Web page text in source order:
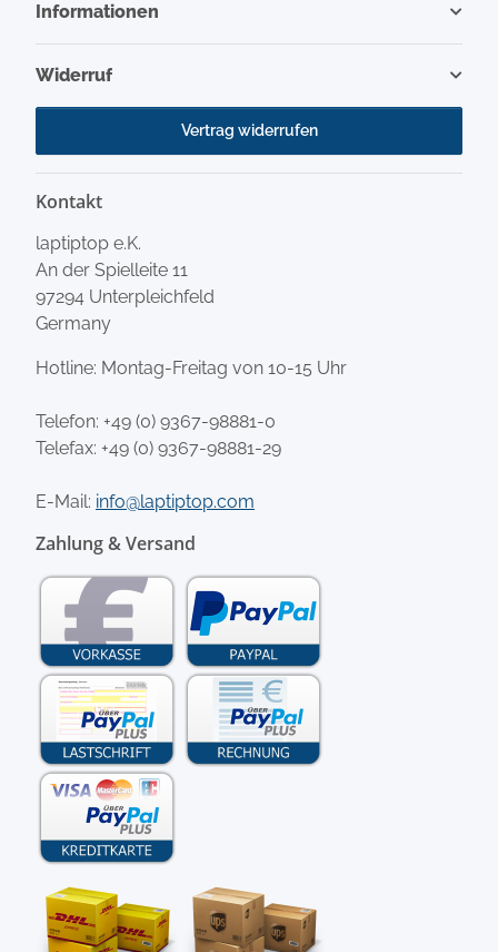
Informationen
Widerruf
Vertrag widerrufen
Kontakt
laptiptop e.K.
An der Spielleite 11
97294 Unterpleichfeld
Germany
Hotline: Montag-Freitag von 10-15 Uhr
Telefon: +49 (0) 9367-98881-0
Telefax: +49 (0) 9367-98881-29
E-Mail: info@laptiptop.com
Zahlung & Versand